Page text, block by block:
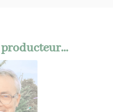
producteur…